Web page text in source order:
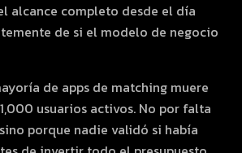
alcance completo desde el día
de si el modelo de negocio
de apps de matching muere
usuarios activos. No por falta
porque nadie validó si había